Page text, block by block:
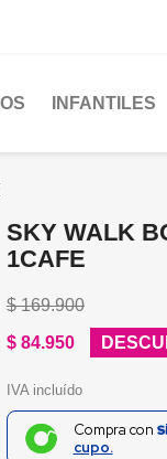
INFANTILES
SKY WALK
1CAFE
$ 169.900
$ 84.950
IVA incluído
Compra con
cupo.